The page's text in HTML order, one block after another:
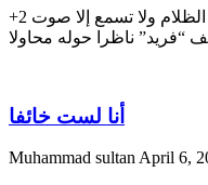
+2 في ذلك الممر الذي لا تري فيه إلا الظلام ولا تسمع إلا صوت
“فريد” ناظرا حوله محاولا
أنا لست خائفا
Muhammad sultanApril 6,